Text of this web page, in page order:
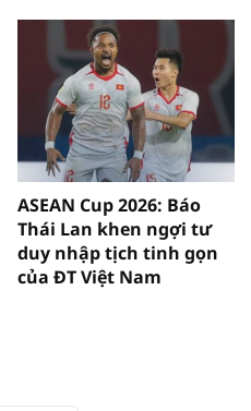
ASEAN Cup 2026: Báo
Thái Lan khen ngợi tư
duy nhập tịch tinh gọn
của ĐT Việt Nam